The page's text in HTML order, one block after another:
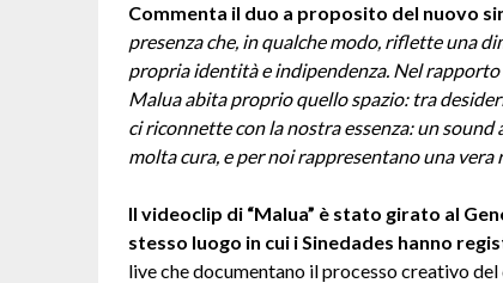
Commenta il duo a proposito del nuovo
presenza che, in qualche modo, riflette una
propria identità e indipendenza. Nel rapporto
Malua abita proprio quello spazio: tra
ci riconnette con la nostra essenza: un
molta cura, e per noi rappresentano una vera
Il videoclip di “Malua” è stato girato al
stesso luogo in cui i Sinedades hanno
live che documentano il processo creativo